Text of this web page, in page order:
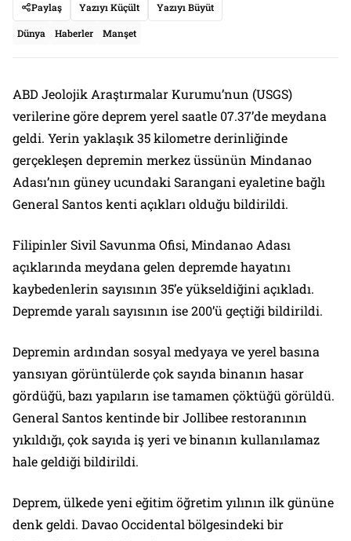
Paylaş
Yazıyı Küçült Yazıyı Büyüt
Dünya Haberler Manşet
ABD Jeolojik Araştırmalar Kurumu’nun (USGS)
verilerine göre deprem yerel saatle 07.37’de meydana
geldi. Yerin yaklaşık 35 kilometre derinliğinde
gerçekleşen depremin merkez üssünün Mindanao
Adası’nın güney ucundaki Sarangani eyaletine bağlı
General Santos kenti açıkları olduğu bildirildi.
Filipinler Sivil Savunma Ofisi, Mindanao Adası
açıklarında meydana gelen depremde hayatını
kaybedenlerin sayısının 35’e yükseldiğini açıkladı.
Depremde yaralı sayısının ise 200’ü geçtiği bildirildi.
Depremin ardından sosyal medyaya ve yerel basına
yansıyan görüntülerde çok sayıda binanın hasar
gördüğü, bazı yapıların ise tamamen çöktüğü görüldü.
General Santos kentinde bir Jollibee restoranının
yıkıldığı, çok sayıda iş yeri ve binanın kullanılamaz
hale geldiği bildirildi.
Deprem, ülkede yeni eğitim öğretim yılının ilk gününe
denk geldi. Davao Occidental bölgesindeki bir